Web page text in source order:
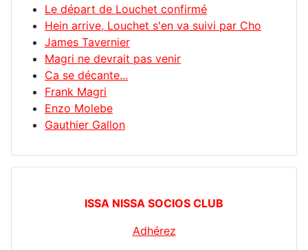
Le départ de Louchet confirmé
Hein arrive, Louchet s'en va suivi par Cho
James Tavernier
Magri ne devrait pas venir
Ca se décante...
Frank Magri
Enzo Molebe
Gauthier Gallon
ISSA NISSA SOCIOS CLUB
Adhérez